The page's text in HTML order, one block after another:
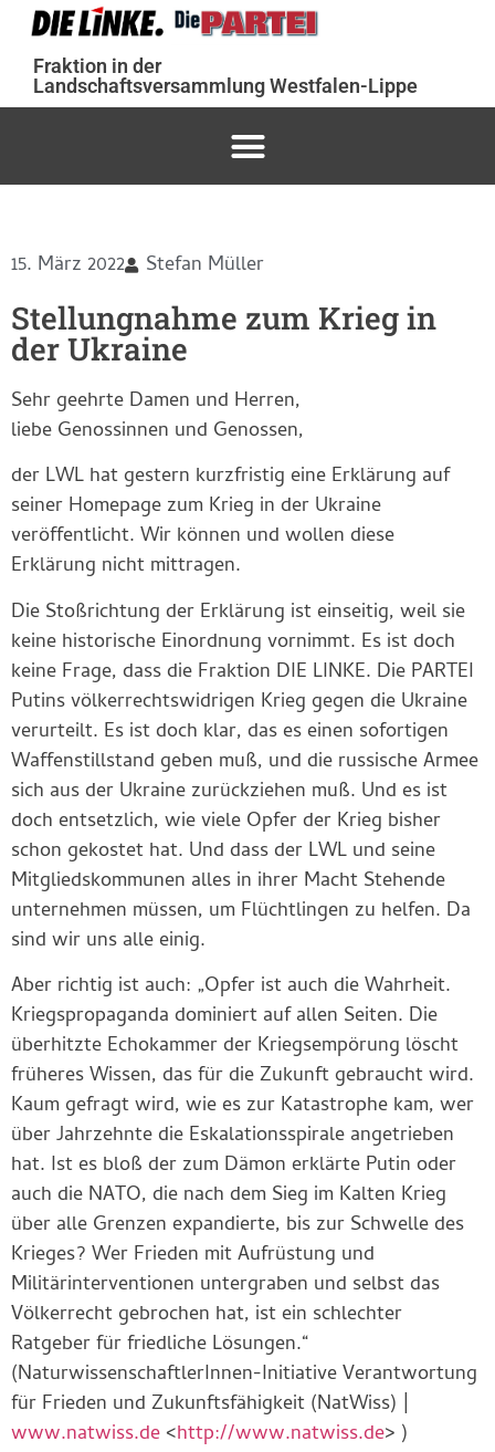
Fraktion in der
Landschaftsversammlung Westfalen-Lippe
15. März 2022 Stefan Müller
Stellungnahme zum Krieg in
der Ukraine
Sehr geehrte Damen und Herren,
liebe Genossinnen und Genossen,
der LWL hat gestern kurzfristig eine Erklärung auf
seiner Homepage zum Krieg in der Ukraine
veröffentlicht. Wir können und wollen diese
Erklärung nicht mittragen.
Die Stoßrichtung der Erklärung ist einseitig, weil sie
keine historische Einordnung vornimmt. Es ist doch
keine Frage, dass die Fraktion DIE LINKE. Die PARTEI
Putins völkerrechtswidrigen Krieg gegen die Ukraine
verurteilt. Es ist doch klar, das es einen sofortigen
Waffenstillstand geben muß, und die russische Armee
sich aus der Ukraine zurückziehen muß. Und es ist
doch entsetzlich, wie viele Opfer der Krieg bisher
schon gekostet hat. Und dass der LWL und seine
Mitgliedskommunen alles in ihrer Macht Stehende
unternehmen müssen, um Flüchtlingen zu helfen. Da
sind wir uns alle einig.
Aber richtig ist auch: „Opfer ist auch die Wahrheit.
Kriegspropaganda dominiert auf allen Seiten. Die
überhitzte Echokammer der Kriegsempörung löscht
früheres Wissen, das für die Zukunft gebraucht wird.
Kaum gefragt wird, wie es zur Katastrophe kam, wer
über Jahrzehnte die Eskalationsspirale angetrieben
hat. Ist es bloß der zum Dämon erklärte Putin oder
auch die NATO, die nach dem Sieg im Kalten Krieg
über alle Grenzen expandierte, bis zur Schwelle des
Krieges? Wer Frieden mit Aufrüstung und
Militärinterventionen untergraben und selbst das
Völkerrecht gebrochen hat, ist ein schlechter
Ratgeber für friedliche Lösungen.“
(NaturwissenschaftlerInnen-Initiative Verantwortung
für Frieden und Zukunftsfähigkeit (NatWiss) |
www.natwiss.de <http://www.natwiss.de> )